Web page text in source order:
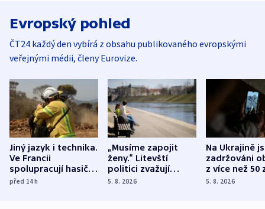
Evropský pohled
ČT24 každý den vybírá z obsahu publikovaného evropskými
veřejnými médii, členy Eurovize.
Jiný jazyk i technika.
Ve Francii
spolupracují hasiči z
různých zemí
před 14h
„Musíme zapojit
ženy.“ Litevští
politici zvažují
dohodu o
5. 8. 2026
Na Ukrajině
zadržováni
z více než 50
Bojovali na
5. 8. 2026